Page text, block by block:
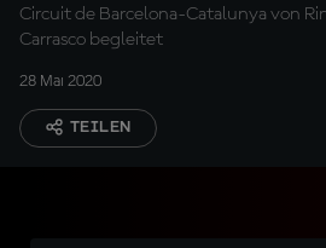
Circuit de Barcelona-Catalunya von
Carrasco begleitet
28 Mai 2020
TEILEN